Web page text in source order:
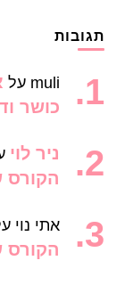
תגובות
muli על
כושר
ניר לוי
הקורס
אתי נוי
הקורס